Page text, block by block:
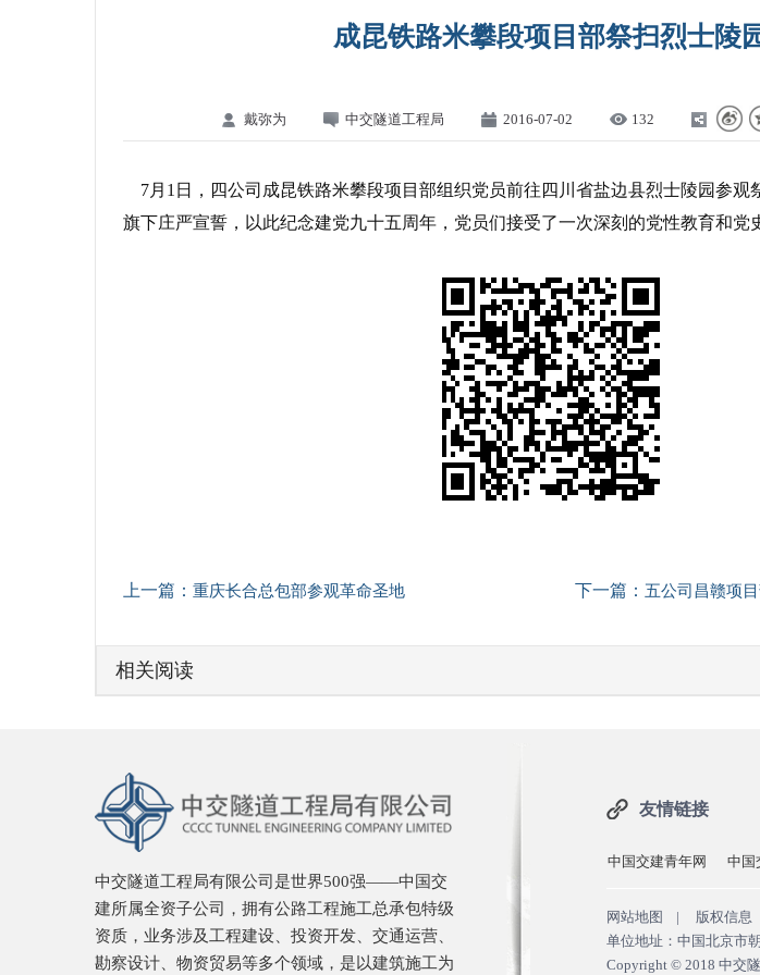
成昆铁路米攀段项目部祭扫烈士陵
戴弥为 中交隧道工程局 2016-07-02 132
7月1日，四公司成昆铁路米攀段项目部组织党员前往四川省盐边县烈士陵园参观
旗下庄严宣誓，以此纪念建党九十五周年，党员们接受了一次深刻的党性教育和党
上一篇： 重庆长合总包部参观革命圣地 下一篇： 五公司昌赣项
相关阅读
中交隧道工程局有限公司是世界500强——中国交
建所属全资子公司，拥有公路工程施工总承包特级
资质，业务涉及工程建设、投资开发、交通运营、
勘察设计、物资贸易等多个领域，是以建筑施工为
友情链接
中国交建青年网 中国
网站地图 | 版权信息
单位地址：中国北京市
Copyright © 2018 中交